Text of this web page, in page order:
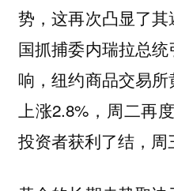
势，这再次凸显了
国抓捕委内瑞拉总
响，纽约商品交易
上涨2.8%，周二再
投资者获利了结，周